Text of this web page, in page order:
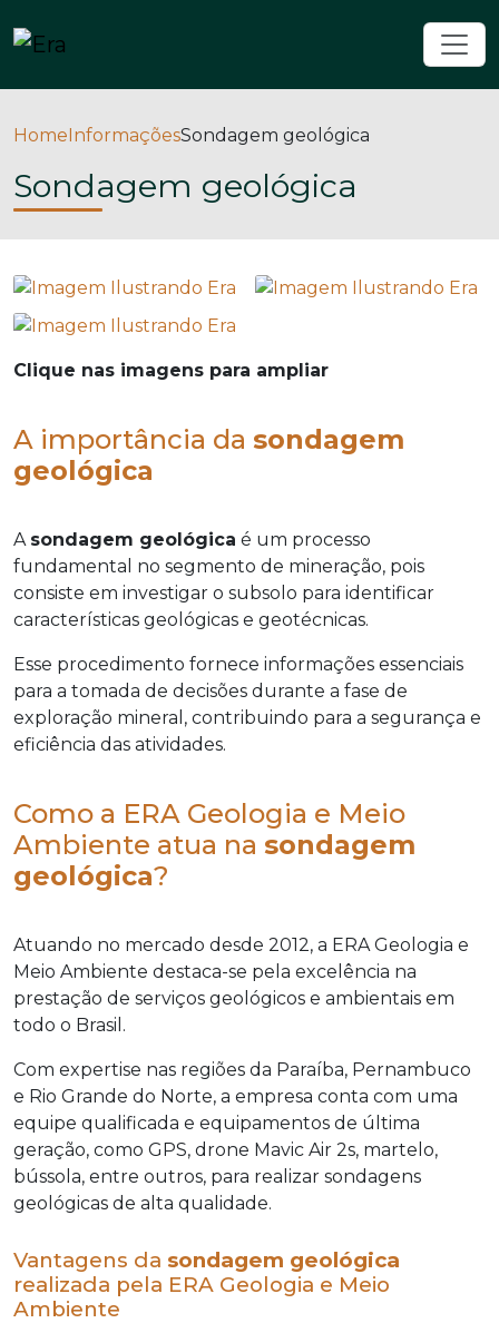
Home InformaçõesSondagem geológica
Sondagem geológica
Clique nas imagens para ampliar
A importância da sondagem
geológica
A sondagem geológica é um processo
fundamental no segmento de mineração, pois
consiste em investigar o subsolo para identificar
características geológicas e geotécnicas.
Esse procedimento fornece informações essenciais
para a tomada de decisões durante a fase de
exploração mineral, contribuindo para a segurança e
eficiência das atividades.
Como a ERA Geologia e Meio
Ambiente atua na sondagem
geológica?
Atuando no mercado desde 2012, a ERA Geologia e
Meio Ambiente destaca-se pela excelência na
prestação de serviços geológicos e ambientais em
todo o Brasil.
Com expertise nas regiões da Paraíba, Pernambuco
e Rio Grande do Norte, a empresa conta com uma
equipe qualificada e equipamentos de última
geração, como GPS, drone Mavic Air 2s, martelo,
bússola, entre outros, para realizar sondagens
geológicas de alta qualidade.
Vantagens da sondagem geológica
realizada pela ERA Geologia e Meio
Ambiente